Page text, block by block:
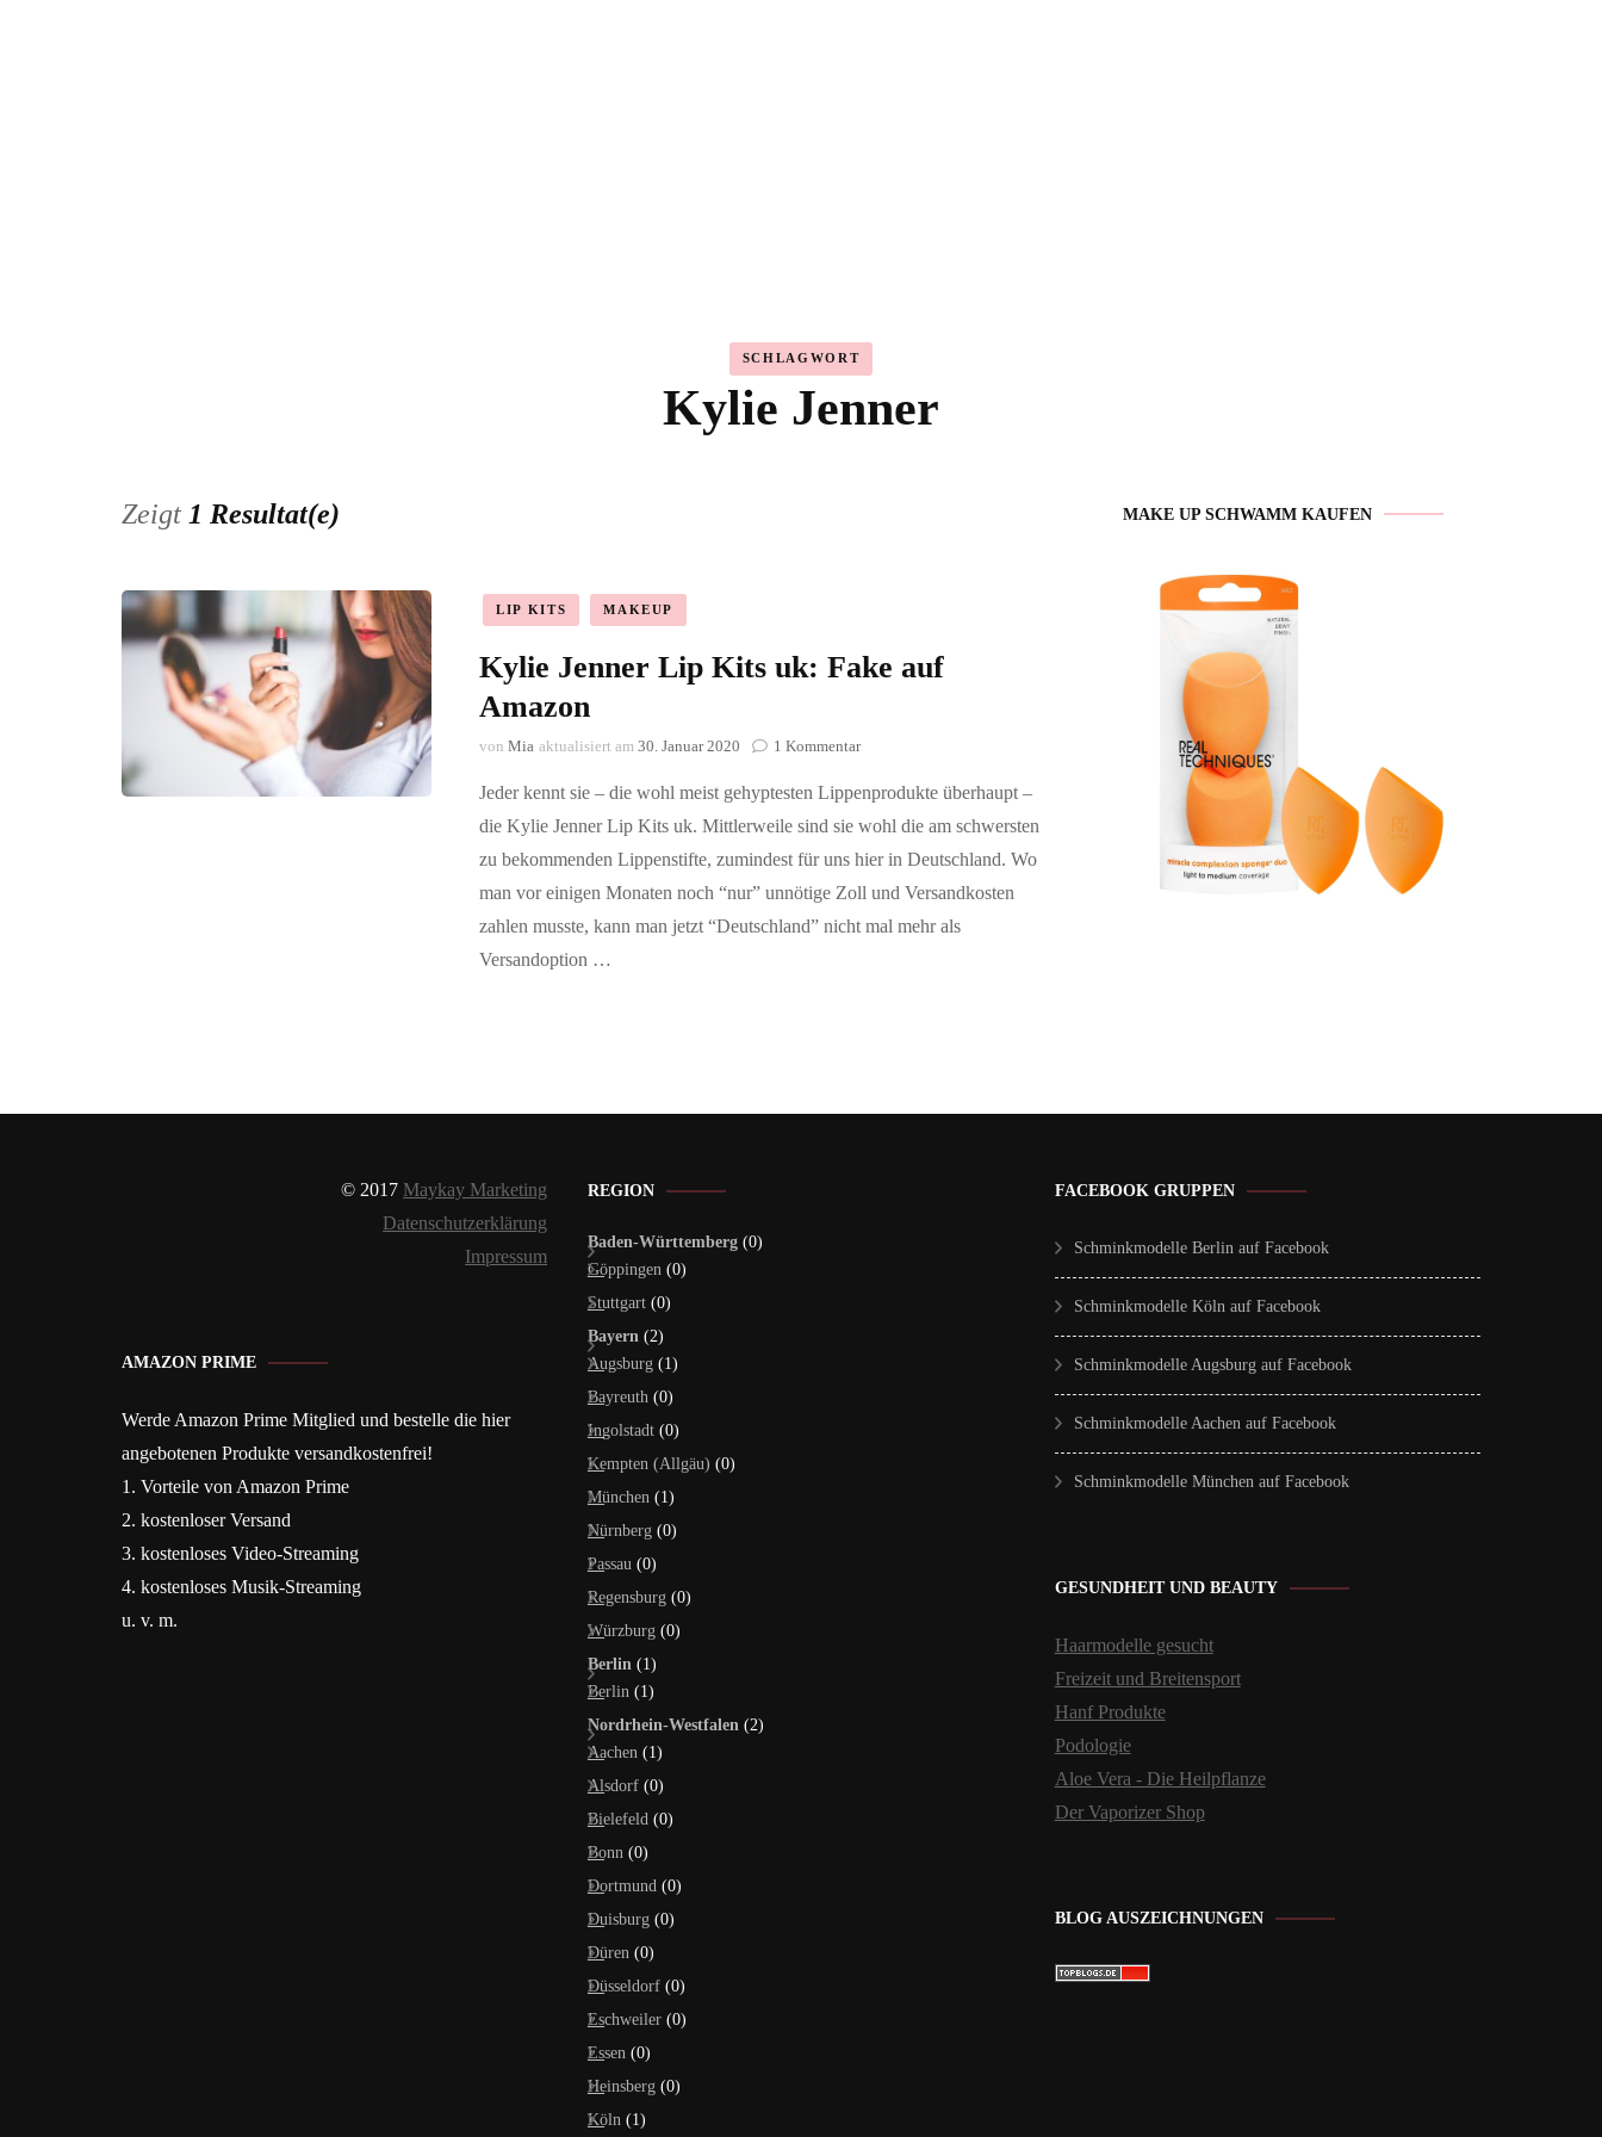
SCHLAGWORT
Kylie Jenner
Zeigt 1 Resultat(e)
LIP KITS MAKEUP
Kylie Jenner Lip Kits uk: Fake auf
Amazon
von Mia aktualisiert am 30. Januar 2020 1 Kommentarzu
Jenner
Lip
uk:
Fake
Amazon
Jeder kennt sie – die wohl meist gehyptesten Lippenprodukte überhaupt –
die Kylie Jenner Lip Kits uk. Mittlerweile sind sie wohl die am schwersten
zu bekommenden Lippenstifte, zumindest für uns hier in Deutschland. Wo
man vor einigen Monaten noch “nur” unnötige Zoll und Versandkosten
zahlen musste, kann man jetzt “Deutschland” nicht mal mehr als
Versandoption …
MAKE UP SCHWAMM KAUFEN
© 2017 Maykay Marketing
Datenschutzerklärung
Impressum
AMAZON PRIME
Werde Amazon Prime Mitglied und bestelle die hier
angebotenen Produkte versandkostenfrei!
1. Vorteile von Amazon Prime
2. kostenloser Versand
3. kostenloses Video-Streaming
4. kostenloses Musik-Streaming
u. v. m.
REGION
Baden-Württemberg (0)
Göppingen (0)
Stuttgart (0)
Bayern (2)
Augsburg (1)
Bayreuth (0)
Ingolstadt (0)
Kempten (Allgäu) (0)
München (1)
Nürnberg (0)
Passau (0)
Regensburg (0)
Würzburg (0)
Berlin (1)
Berlin (1)
Nordrhein-Westfalen (2)
Aachen (1)
Alsdorf (0)
Bielefeld (0)
Bonn (0)
Dortmund (0)
Duisburg (0)
Düren (0)
Düsseldorf (0)
Eschweiler (0)
Essen (0)
Heinsberg (0)
Köln (1)
FACEBOOK GRUPPEN
Schminkmodelle Berlin auf Facebook
Schminkmodelle Köln auf Facebook
Schminkmodelle Augsburg auf Facebook
Schminkmodelle Aachen auf Facebook
Schminkmodelle München auf Facebook
GESUNDHEIT UND BEAUTY
Haarmodelle gesucht
Freizeit und Breitensport
Hanf Produkte
Podologie
Aloe Vera - Die Heilpflanze
Der Vaporizer Shop
BLOG AUSZEICHNUNGEN